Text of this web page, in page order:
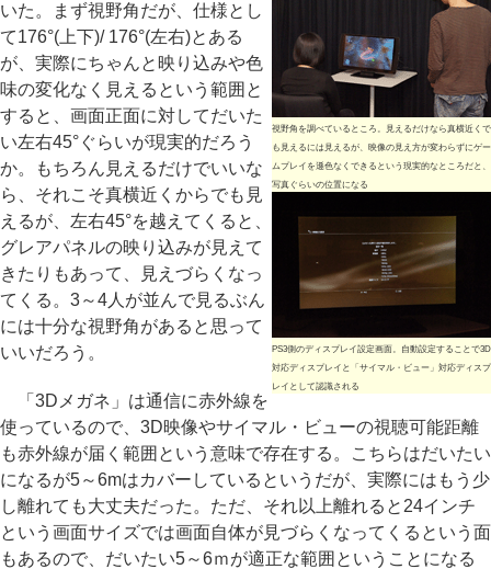
視野角を調べているところ。見えるだけなら真横近くで
も見えるには見えるが、映像の見え方が変わらずにゲー
ムプレイを遜色なくできるという現実的なところだと、
写真ぐらいの位置になる
PS3側のディスプレイ設定画面。自動設定することで3D
対応ディスプレイと「サイマル・ビュー」対応ディスプ
レイとして認識される
いた。まず視野角だが、仕様とし
て176°(上下)/ 176°(左右)とある
が、実際にちゃんと映り込みや色
味の変化なく見えるという範囲と
すると、画面正面に対してだいた
い左右45°ぐらいが現実的だろう
か。もちろん見えるだけでいいな
ら、それこそ真横近くからでも見
えるが、左右45°を越えてくると、
グレアパネルの映り込みが見えて
きたりもあって、見えづらくなっ
てくる。3～4人が並んで見るぶん
には十分な視野角があると思って
いいだろう。
「3Dメガネ」は通信に赤外線を
使っているので、3D映像やサイマル・ビューの視聴可能距離
も赤外線が届く範囲という意味で存在する。こちらはだいたい
になるが5～6mはカバーしているというだが、実際にはもう少
し離れても大丈夫だった。ただ、それ以上離れると24インチ
という画面サイズでは画面自体が見づらくなってくるという面
もあるので、だいたい5～6ｍが適正な範囲ということになる